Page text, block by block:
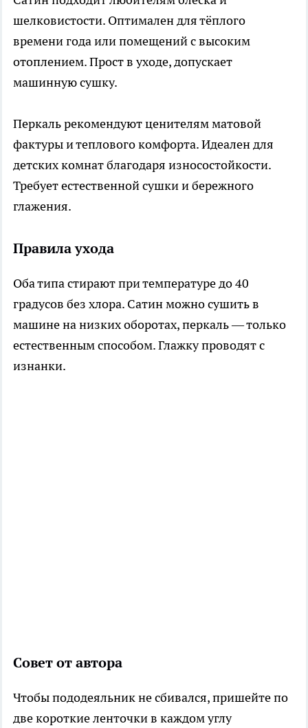
шелковистости. Оптимален для тёплого
времени года или помещений с высоким
отоплением. Прост в уходе, допускает
машинную сушку.
Перкаль рекомендуют ценителям матовой
фактуры и теплового комфорта. Идеален для
детских комнат благодаря износостойкости.
Требует естественной сушки и бережного
глажения.
Правила ухода
Оба типа стирают при температуре до 40
градусов без хлора. Сатин можно сушить в
машине на низких оборотах, перкаль — только
естественным способом. Глажку проводят с
изнанки.
Совет от автора
Чтобы пододеяльник не сбивался, пришейте по
две короткие ленточки в каждом углу